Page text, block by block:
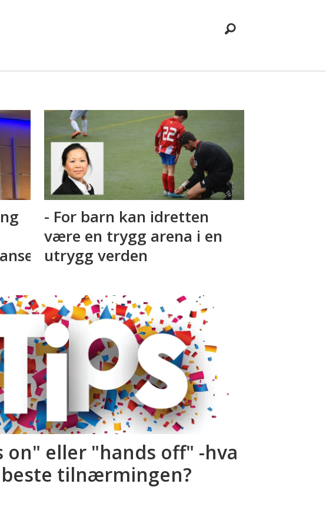
- For barn kan idretten
være en trygg arena i en
utrygg verden
on" eller "hands off" -hva
tilnærmingen?